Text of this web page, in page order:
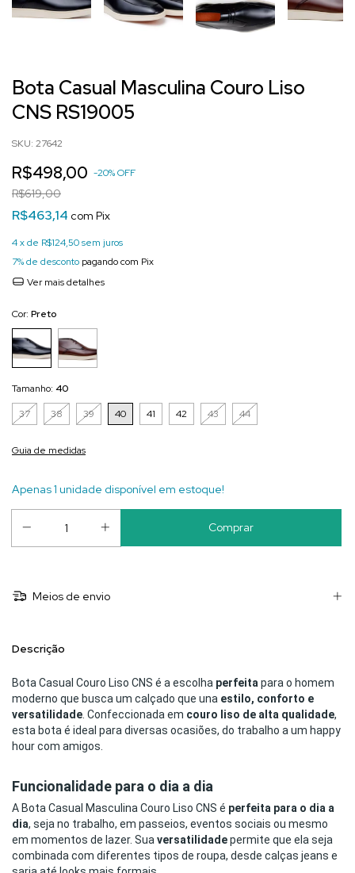
Bota Casual Masculina Couro Liso
CNS RS19005
SKU: 27642
R$498,00 -20%OFF
R$619,00
R$463,14 com Pix
4x de R$124,50sem juros
7% de desconto pagando com Pix
Ver mais detalhes
Cor: Preto
Tamanho: 40
37
38 39 40 41 42 43 44
Guia de medidas
Apenas 1 unidade disponível em estoque!
Meios de envio
Descrição
Bota Casual Couro Liso CNS é a escolha perfeitapara o homem
moderno que busca um calçado que una estilo, conforto e
versatilidade. Confeccionada em couro liso de alta qualidade,
esta bota é ideal para diversas ocasiões, do trabalho a um happy
hour com amigos.
Funcionalidade para o dia a dia
A Bota Casual Masculina Couro Liso CNS é perfeita para o dia a
dia, seja no trabalho, em passeios, eventos sociais ou mesmo
em momentos de lazer. Suaversatilidadepermite que ela seja
combinada com diferentes tipos de roupa, desde calças jeans e